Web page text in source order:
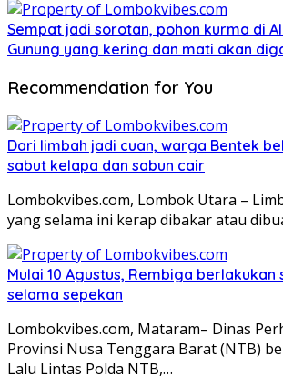
Sempat jadi sorotan, pohon kurma di
Gunung yang kering dan mati akan
Recommendation for You
Dari limbah jadi cuan, warga Bentek
sabut kelapa dan sabun cair
Lombokvibes.com, Lombok Utara –
yang selama ini kerap dibakar atau
Mulai 10 Agustus, Rembiga berlakukan
selama sepekan
Lombokvibes.com, Mataram– Dinas
Provinsi Nusa Tenggara Barat (NTB)
Lalu Lintas Polda NTB,…